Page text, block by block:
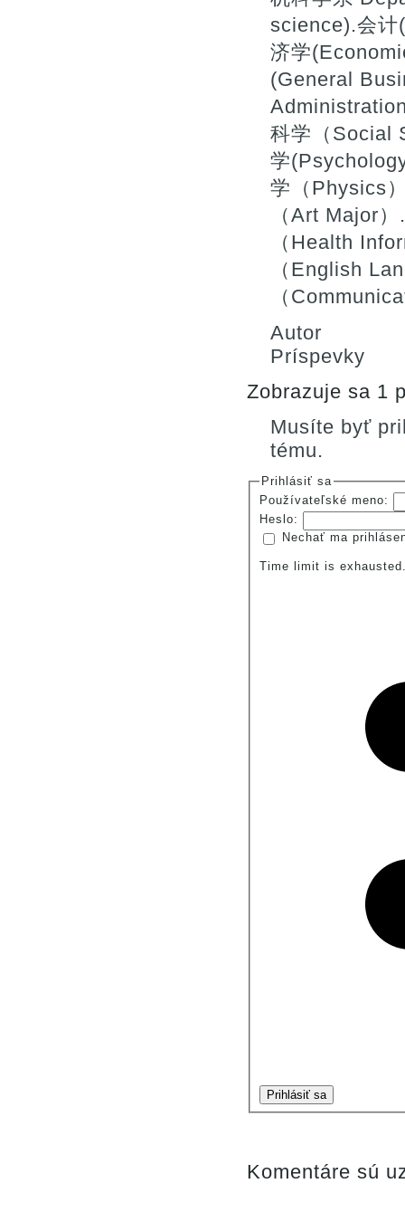
science).会
济学
(General
科学（Social
学
学（Physics
（Art Major
（Health
（English
（
Autor
Príspevky
Zobrazuje sa 1
Musíte byť
tému.
Prihlásiť sa
Používateľské meno:
Heslo:
Nechať ma
Time limit is
Prihlásiť sa
Komentáre sú